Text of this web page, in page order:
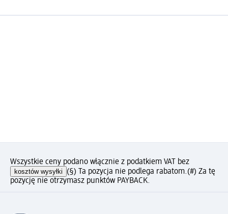
Wszystkie ceny podano włącznie z podatkiem VAT bez
kosztów wysyłki (§) Ta pozycja nie podlega rabatom.(#) Za tę
pozycję nie otrzymasz punktów PAYBACK.